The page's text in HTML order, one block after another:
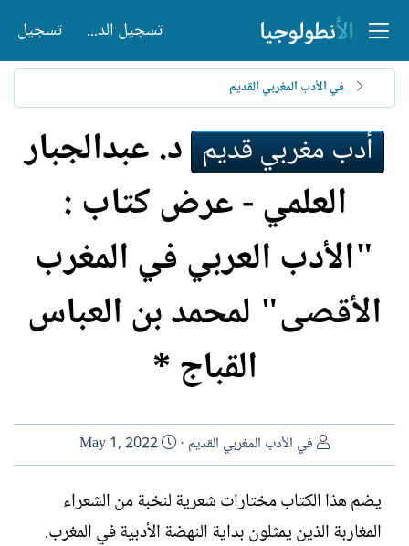
تسجيل الدخول تسجيل
في الأدب المغربي القديم
أدب مغربي قديم د. عبدالجبار
العلمي - عرض كتاب :
"الأدب العربي في المغرب
الأقصى" لمحمد بن العباس
القباج *
ا
ل
ا
ت
في الأدب المغربي القديم
ت
ا
ي
خ
May 1, 2022
يضم هذا الكتاب مختارات شعرية لنخبة من الشعراء
المغاربة الذين يمثلون بداية النهضة الأدبية في المغرب.